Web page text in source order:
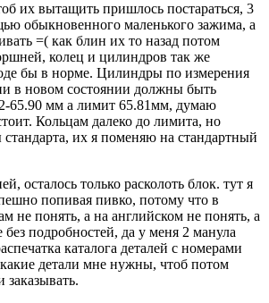
их вытащить пришлось постараться, 3
обыкновенного маленького зажима, а
=( как блин их то назад потом
колец и цилиндров так же
бы в норме. Цилиндры по измерения
в новом состоянии должны быть
65.90 мм а лимит 65.81мм, думаю
Кольцам далеко до лимита, но
их я поменяю на стандартный
осталось только расколоть блок. тут я
попивая пивко, потому что в
не понять, а на английском не понять, а
подробностей, да у меня 2 манула
каталога деталей с номерами
какие детали мне нужны, чтоб потом